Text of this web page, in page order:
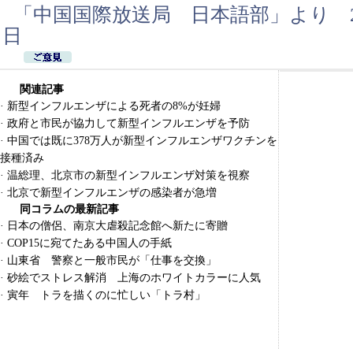
「中国国際放送局 日本語部」より
日
関連記事
· 新型インフルエンザによる死者の8%が妊婦
· 政府と市民が協力して新型インフルエンザを予防
· 中国では既に378万人が新型インフルエンザワクチンを
接種済み
· 温総理、北京市の新型インフルエンザ対策を視察
· 北京で新型インフルエンザの感染者が急増
同コラムの最新記事
· 日本の僧侶、南京大虐殺記念館へ新たに寄贈
· COP15に宛てたある中国人の手紙
· 山東省 警察と一般市民が「仕事を交換」
· 砂絵でストレス解消 上海のホワイトカラーに人気
· 寅年 トラを描くのに忙しい「トラ村」